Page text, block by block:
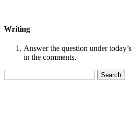
Writing
Answer the question under
in the comments.
for: